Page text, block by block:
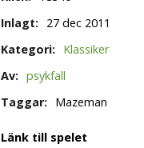
Inlagt:
27 dec 2011
Kategori:
Klassiker
Av: psykfall
Taggar:
Mazeman
Länk till spelet